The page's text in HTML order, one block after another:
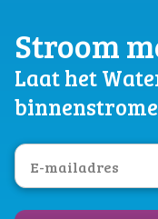
Stroom
Laat het